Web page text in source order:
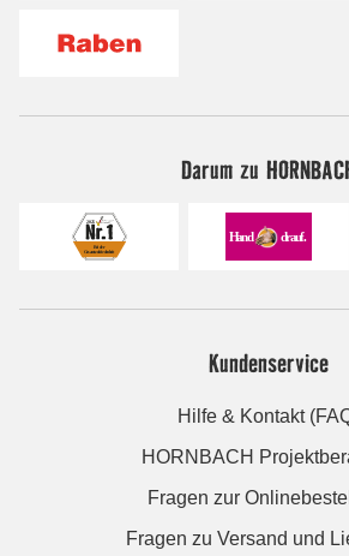
Darum zu
Kundenservice
Hilfe & Kontakt
HORNBACH
Fragen zur
Fragen zu Versand und